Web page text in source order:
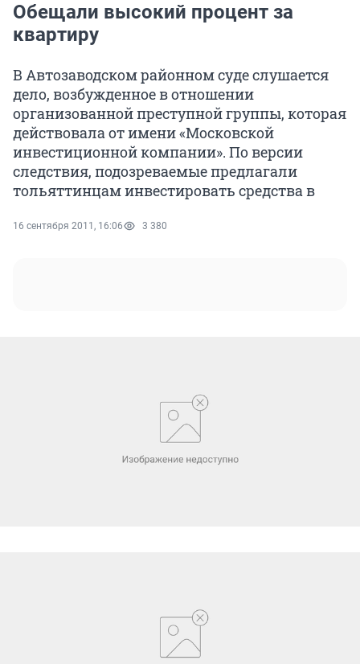
Обещали высокий процент за
квартиру
В Автозаводском районном суде слушается
дело, возбужденное в отношении
организованной преступной группы, которая
действовала от имени «Московской
инвестиционной компании». По версии
следствия, подозреваемые предлагали
тольяттинцам инвестировать средства в
16 сентября 2011, 16:06 3 380